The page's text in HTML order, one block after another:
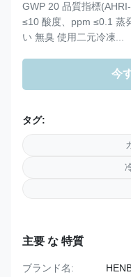
GWP 20 品質指標
≤10 酸度、ppm ≤0.1 蒸
い 無臭 使用二元冷凍...
今
タグ:
主要 な 特質
ブランド名: